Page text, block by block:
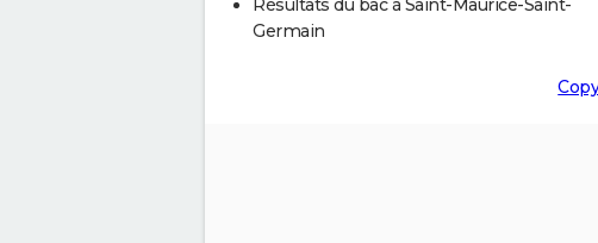
Résultats du bac à Saint-Maurice-Saint-
Germain